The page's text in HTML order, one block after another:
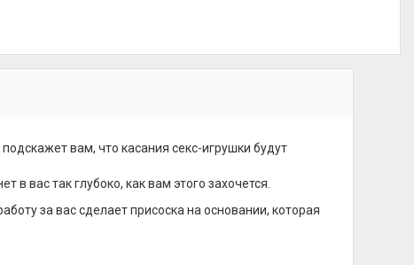
вам, что касания секс-игрушки будут
вас так глубоко, как вам этого захочется.
за вас сделает присоска на основании, которая